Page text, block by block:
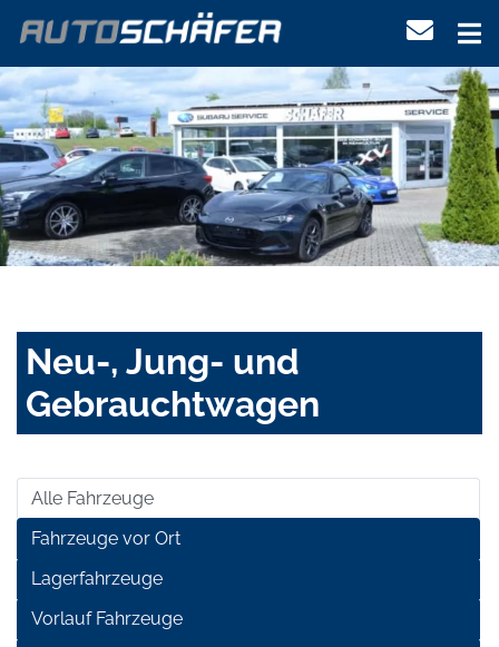
Neu-, Jung- und
Gebrauchtwagen
Alle Fahrzeuge
Fahrzeuge vor Ort
Lagerfahrzeuge
Vorlauf Fahrzeuge